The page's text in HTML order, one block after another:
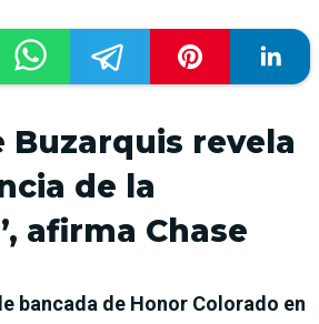
Buzarquis revela
de la
afirma Chase
bancada de Honor Colorado en